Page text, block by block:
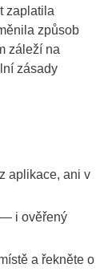
zaplatila
způsob
záleží na
zásady
aplikace, ani v
— i ověřený
a řekněte o